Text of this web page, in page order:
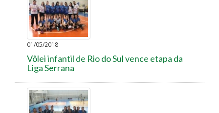
01/05/2018
Vôlei infantil de Rio do Sul vence etapa da
Liga Serrana